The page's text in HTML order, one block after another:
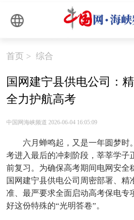
首页 >综合
国网建宁县供电公司：
全力护航高考
中国网海峡频道 2026-06-04 16:05:09
六月蝉鸣起，又是一年圆梦时
考进入最后的冲刺阶段，莘莘学子
前复习。为确保高考期间电网安全
国网建宁县供电公司周密部署、精
准、最严要求全面启动高考保电专
好这份特殊的“光明答卷”。